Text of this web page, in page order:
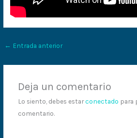
← Entrada anterior
Deja un comentario
Lo siento, debes estarconectado para
comentario.